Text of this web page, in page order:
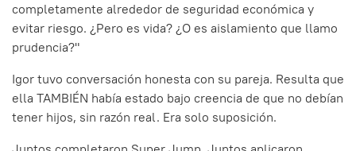
completamente alrededor de seguridad económica y
evitar riesgo. ¿Pero es vida? ¿O es aislamiento que llamo
prudencia?"
Igor tuvo conversación honesta con su pareja. Resulta que
ella TAMBIÉN había estado bajo creencia de que no debían
tener hijos, sin razón real. Era solo suposición.